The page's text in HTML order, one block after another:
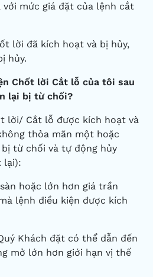
mức giá đặt của lệnh cắt
lời đã kích hoạt và bị hủy,
hủy.
Chốt lời Cắt lỗ của tôi sau
lại bị từ chối?
lời/ Cắt lỗ được kích hoạt và
thỏa mãn một hoặc
từ chối và tự động hủy
lại):
hoặc lớn hơn giá trần
lệnh điều kiện được kích
Khách đặt có thể dẫn đến
mở lớn hơn giới hạn vị thế